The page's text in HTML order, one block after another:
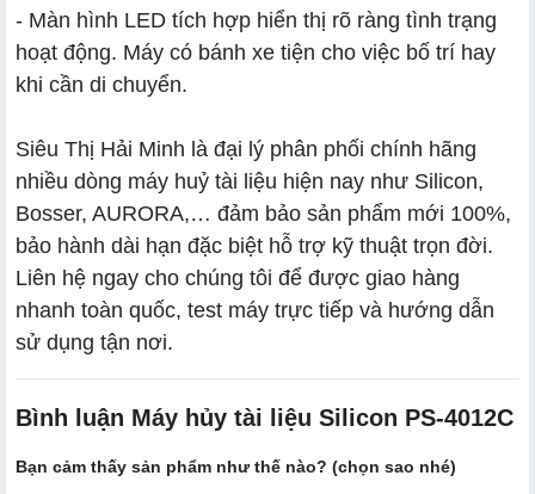
- Màn hình LED tích hợp hiển thị rõ ràng tình trạng
hoạt động. Máy có bánh xe tiện cho việc bố trí hay
khi cần di chuyển.
Siêu Thị Hải Minh là đại lý phân phối chính hãng
nhiều dòng máy huỷ tài liệu hiện nay như Silicon,
Bosser, AURORA,… đảm bảo sản phẩm mới 100%,
bảo hành dài hạn đặc biệt hỗ trợ kỹ thuật trọn đời.
Liên hệ ngay cho chúng tôi để được giao hàng
nhanh toàn quốc, test máy trực tiếp và hướng dẫn
sử dụng tận nơi.
Bình luận Máy hủy tài liệu Silicon PS-4012C
Bạn cảm thấy sản phẩm như thế nào? (chọn sao nhé)